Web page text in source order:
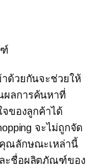
ด้วยกันจะช่วยให้
ลการค้นหาที่
ของลูกค้าได้
จะไม่ถูกจัด
ณลักษณะเหล่านี้
ะชื่อผลิตภัณฑ์ของ